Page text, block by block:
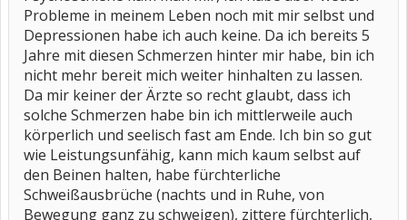
Probleme in meinem Leben noch mit mir selbst und
Depressionen habe ich auch keine. Da ich bereits 5
Jahre mit diesen Schmerzen hinter mir habe, bin ich
nicht mehr bereit mich weiter hinhalten zu lassen.
Da mir keiner der Ärzte so recht glaubt, dass ich
solche Schmerzen habe bin ich mittlerweile auch
körperlich und seelisch fast am Ende. Ich bin so gut
wie Leistungsunfähig, kann mich kaum selbst auf
den Beinen halten, habe fürchterliche
Schweißausbrüche (nachts und in Ruhe, von
Bewegung ganz zu schweigen), zittere fürchterlich,